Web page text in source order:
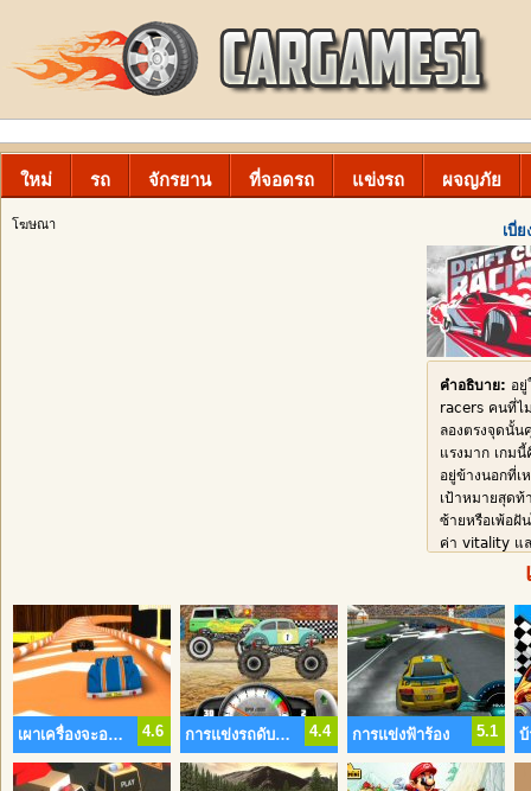
ใหม่ รถ จักรยาน ที่จอดรถ แข่งรถ ผจญภัย
โฆษณา เบี่
คำอธิบาย: อ
racers คนที่ไ
ลองตรงจุดนั้น
แรงมาก เกม
อยู่ข้างนอกที่เ
เป้าหมายสุดท้
ซ้ายหรือเพ้อฝั
ค่า vitality แล
quickening
และความพยา
แหละ
4.6
เผาเครื่องจะออ Showdown 4.4
การแข่งรถดับปีศาจ 5.1
การแข่งฟ้าร้อง